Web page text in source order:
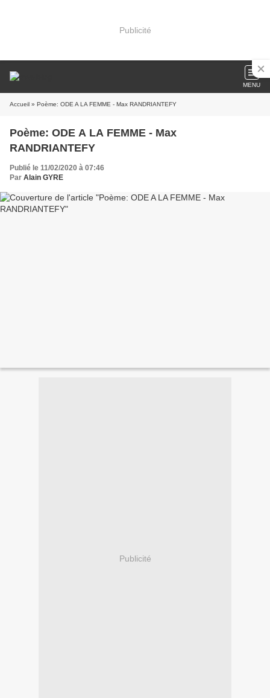
Publicité
MENU
Accueil » Poème: ODE A LA FEMME - Max RANDRIANTEFY
Poème: ODE A LA FEMME - Max
RANDRIANTEFY
Publié le 11/02/2020 à 07:46
Par Alain GYRE
Publicité